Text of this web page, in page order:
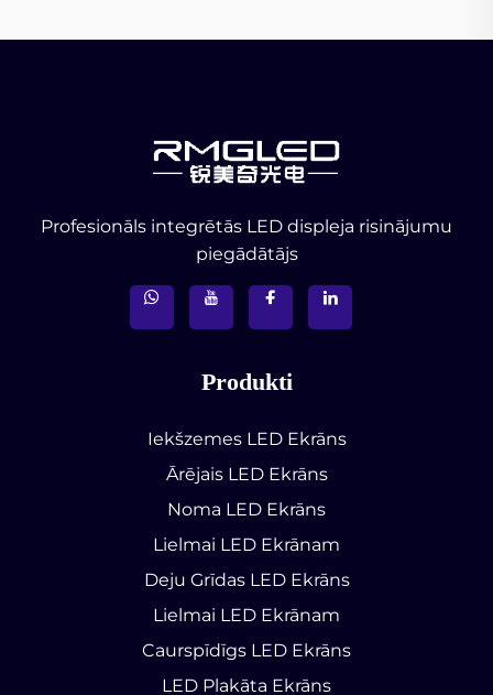
Profesionāls integrētās LED displeja risinājumu
piegādātājs
Produkti
Iekšzemes LED Ekrāns
Ārējais LED Ekrāns
Noma LED Ekrāns
Lielmai LED Ekrānam
Deju Grīdas LED Ekrāns
Lielmai LED Ekrānam
Caurspīdīgs LED Ekrāns
LED Plakāta Ekrāns